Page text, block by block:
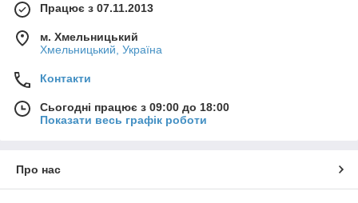
Працює з 07.11.2013
м. Хмельницький
Хмельницький, Україна
Контакти
Сьогодні працює з 09:00 до 18:00
Показати весь графік роботи
Про нас